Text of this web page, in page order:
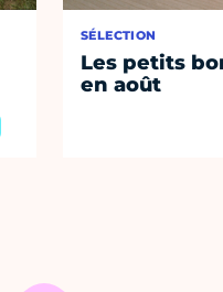
SÉLECTION
Les petits
en août